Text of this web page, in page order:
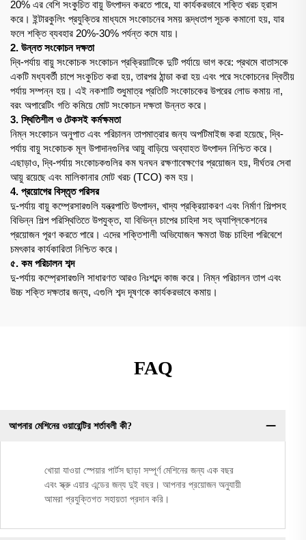
20% এর বেশি সংকুচিত বায়ু উৎপাদন করতে পারে, যা কার্যকরভাবে শক্তি খরচ হ্রাস
করে। ইন্টারকুলিং প্রযুক্তির মাধ্যমে সংকোচনের সময় রূদ্ধতাপ সূচক কমানো হয়, যার
ফলে শক্তি ব্যবহার 20%-30% পর্যন্ত কমে যায়।
2. উন্নত সংকোচন দক্ষতা
দ্বি-পর্যায় বায়ু সংকোচক সংকোচন প্রক্রিয়াটিকে দুটি পর্যায়ে ভাগ করে: প্রথমে বাতাসকে
একটি মধ্যবর্তী চাপে সংকুচিত করা হয়, তারপর ঠান্ডা করা হয় এবং পরে সংকোচনের দ্বিতীয়
পর্যায় সম্পন্ন হয়। এই নকশাটি শুধুমাত্র প্রতিটি সংকোচকের উপরের লোড কমায় না,
বরং অপারেটিং গতি কমিয়ে মোট সংকোচন দক্ষতা উন্নত করে।
3. স্থিতিশীল ও টেকসই কর্মক্ষমতা
নিম্ন সংকোচন অনুপাত এবং পরিচালন তাপমাত্রার জন্য অপটিমাইজ করা হয়েছে, দ্বি-
পর্যায় বায়ু সংকোচক মূল উপাদানগুলির আয়ু বাড়িয়ে অব্যাহত উৎপাদন নিশ্চিত করে।
এছাড়াও, দ্বি-পর্যায় সংকোচকগুলির কম ঘনঘন রক্ষণাবেক্ষণের প্রয়োজন হয়, দীর্ঘতর সেবা
আয়ু রয়েছে এবং মালিকানার মোট খরচ (TCO) কম হয়।
4. প্রয়োগের বিস্তৃত পরিসর
দু-পর্যায় বায়ু কম্প্রেসারগুলি যন্ত্রপাতি উৎপাদন, খাদ্য প্রক্রিয়াকরণ এবং নির্মাণ শিল্পসহ
বিভিন্ন শিল্প পরিস্থিতিতে উপযুক্ত, যা বিভিন্ন চাপের চাহিদা সহ অ্যাপ্লিকেশনের
প্রয়োজন পূরণ করতে পারে। এদের শক্তিশালী অভিযোজন ক্ষমতা উচ্চ চাহিদা পরিবেশে
চমৎকার কার্যকারিতা নিশ্চিত করে।
৫. কম পরিচালন শব্দ
দু-পর্যায় কম্প্রেসারগুলি সাধারণত আরও নিঃশব্দে কাজ করে। নিম্ন পরিচালন তাপ এবং
উচ্চ শক্তি দক্ষতার জন্য, এগুলি শব্দ দূষণকে কার্যকরভাবে কমায়।
FAQ
আপনার মেশিনের ওয়ারেন্টির শর্তাবলী কী?
খোয়া যাওয়া স্পেয়ার পার্টস ছাড়া সম্পূর্ণ মেশিনের জন্য এক বছর
এবং স্ক্রু এয়ার এন্ডের জন্য দুই বছর। আপনার প্রয়োজন অনুযায়ী
আমরা প্রযুক্তিগত সহায়তা প্রদান করি।